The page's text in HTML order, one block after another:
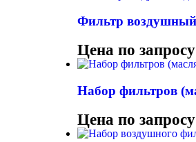
Фильтр воздушный
Цена по запросу
Набор фильтров
Цена по запросу